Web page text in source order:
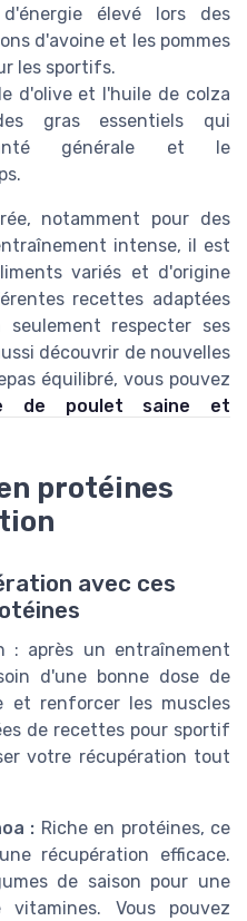
élevé lors des
d'avoine et les pommes
les sportifs.
d'olive et l'huile de colza
gras essentiels qui
générale et le
notamment pour des
intense, il est
variés et d'origine
recettes adaptées
respecter ses
découvrir de nouvelles
équilibré, vous pouvez
de poulet saine et
protéines
avec ces
: après un entraînement
d'une bonne dose de
et renforcer les muscles
de recettes pour sportif
votre récupération tout
: Riche en protéines, ce
récupération efficace.
de saison pour une
Vous pouvez